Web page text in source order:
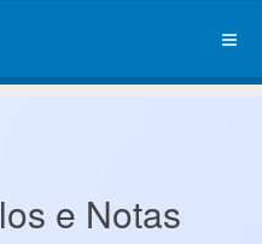
e Notas